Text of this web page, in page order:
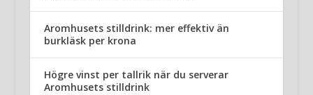
Aromhusets stilldrink: mer effektiv än
burkläsk per krona
Högre vinst per tallrik när du serverar
Aromhusets stilldrink